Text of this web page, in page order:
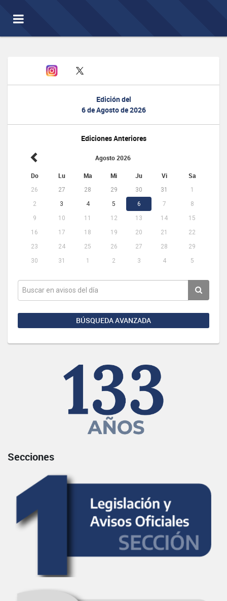
Toggle
navigation
Edición del
6 de Agosto de 2026
Ediciones Anteriores
Agosto 2026
Do Lu Ma Mi Ju Vi Sa
26 27 28 29 30 31
1
2
3 4 5 6 7
8
9
10 11 12 13 14
15
16
17 18 19 20 21
22
23
24 25 26 27 28
29
30
31 1 2 3 4 5
BÚSQUEDA AVANZADA
Secciones